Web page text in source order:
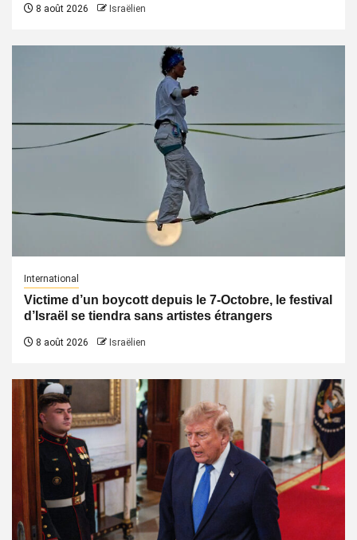
8 août 2026 Israëlien
International
Victime d’un boycott depuis le 7-Octobre, le festival
d’Israël se tiendra sans artistes étrangers
8 août 2026 Israëlien